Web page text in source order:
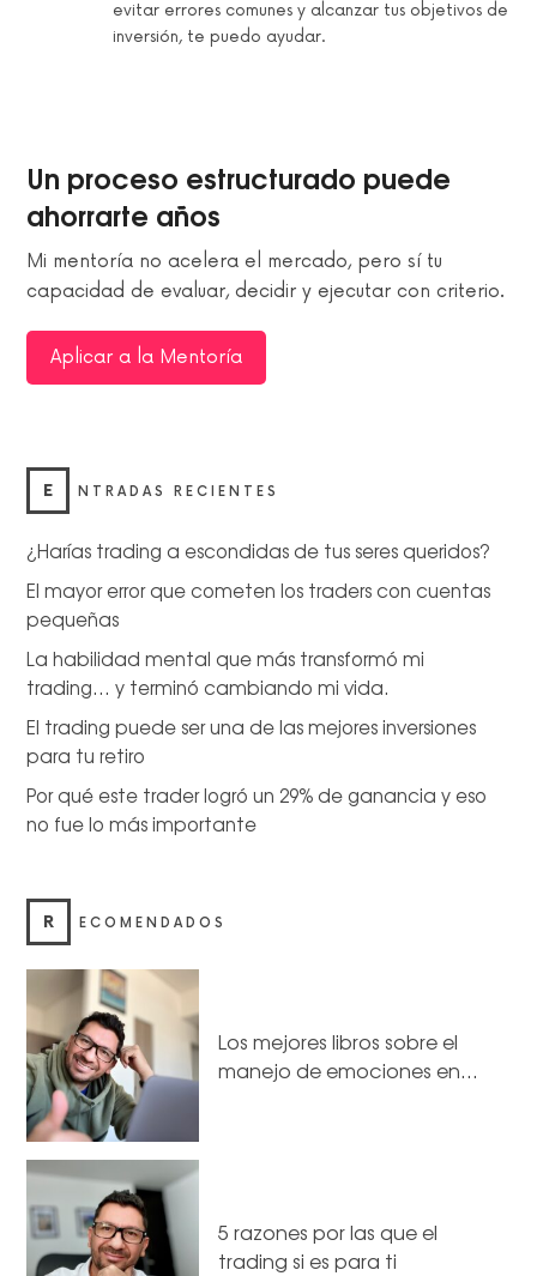
evitar errores comunes y alcanzar tus objetivos de
inversión, te puedo ayudar.
Un proceso estructurado puede
ahorrarte años
Mi mentoría no acelera el mercado, pero sí tu
capacidad de evaluar, decidir y ejecutar con criterio.
Aplicar a la Mentoría
E NTRADAS RECIENTES
¿Harías trading a escondidas de tus seres queridos?
El mayor error que cometen los traders con cuentas
pequeñas
La habilidad mental que más transformó mi
trading… y terminó cambiando mi vida.
El trading puede ser una de las mejores inversiones
para tu retiro
Por qué este trader logró un 29% de ganancia y eso
no fue lo más importante
R ECOMENDADOS
Los mejores libros sobre el
manejo de emociones en…
5 razones por las que el
trading si es para ti